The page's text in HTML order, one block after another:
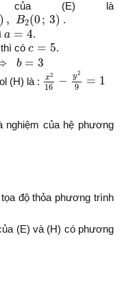
của (E) là
) , B2(0; 3) .
a = 4
a =4
.
có c = 5
c =5 .
b = 3
(H) là : x2
16 − y2
9 = 1
x 2 y
nghiệm của hệ phương
độ thỏa phương trình
(E) và (H) có phương